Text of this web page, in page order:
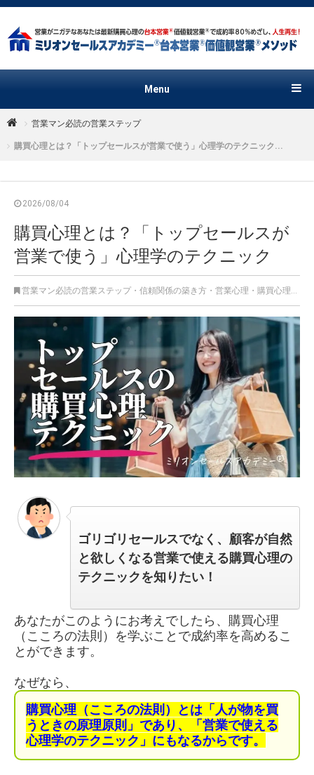
Menu
営業マン必読の営業ステップ
購買心理とは？「トップセールスが営業で使う」心理学のテクニック...
2026/08/04
購買心理とは？「トップセールスが
営業で使う」心理学のテクニック
営業マン必読の営業ステップ ・ 信頼関係の築き方 ・ 営業心理・購買心理・
ゴリゴリセールスでなく、顧客が自然
と欲しくなる営業で使える購買心理の
テクニックを知りたい！
あなたがこのようにお考えでしたら、購買心理
（こころの法則）を学ぶことで成約率を高めるこ
とができます。
なぜなら、
購買心理（こころの法則）とは「人が物を買
うときの原理原則」であり、「営業で使える
心理学のテクニック」にもなるからです。